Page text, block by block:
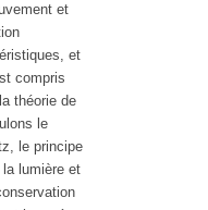
et
et
compris
théorie de
le
le principe
lumière et